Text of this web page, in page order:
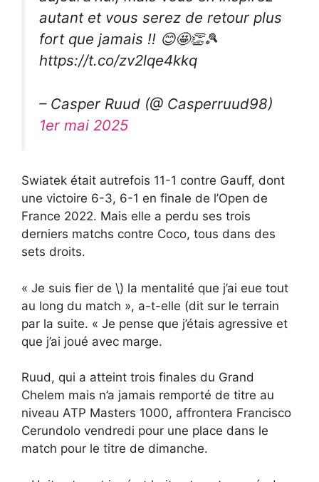
autant et vous serez de retour plus
fort que jamais !! 😊🤩👏🎾
https://t.co/zv2lqe4kkq
– Casper Ruud (@ Casperruud98)
1er mai 2025
Swiatek était autrefois 11-1 contre Gauff, dont
une victoire 6-3, 6-1 en finale de l’Open de
France 2022. Mais elle a perdu ses trois
derniers matchs contre Coco, tous dans des
sets droits.
« Je suis fier de \) la mentalité que j’ai eue tout
au long du match », a-t-elle (dit sur le terrain
par la suite. « Je pense que j’étais agressive et
que j’ai joué avec marge.
Ruud, qui a atteint trois finales du Grand
Chelem mais n’a jamais remporté de titre au
niveau ATP Masters 1000, affrontera Francisco
Cerundolo vendredi pour une place dans le
match pour le titre de dimanche.